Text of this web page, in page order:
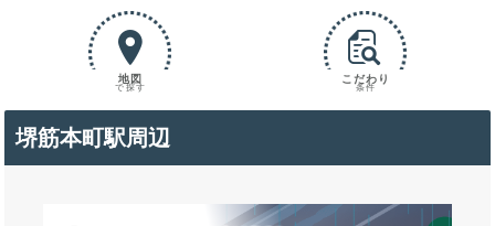
地図
で探す
こだわり
条件
堺筋本町駅周辺